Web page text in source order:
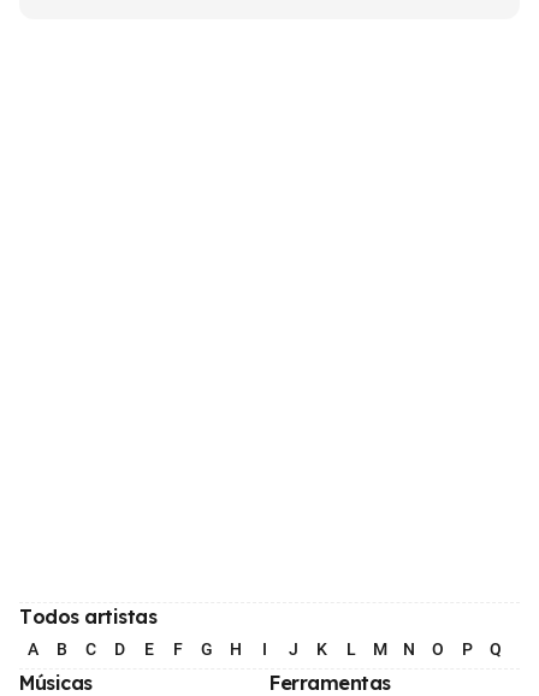
Todos artistas
A B C D E F G H I J K L M N O P Q
Músicas Ferramentas